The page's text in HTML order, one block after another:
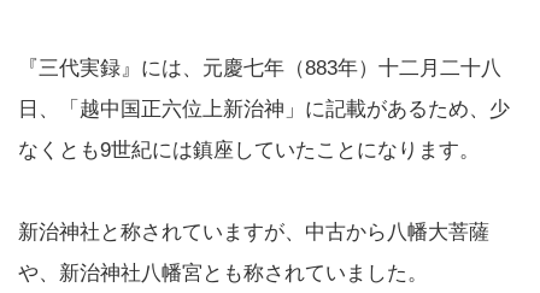
『三代実録』には、元慶七年（883年）十二月二十八
日、「越中国正六位上新治神」に記載があるため、少
なくとも9世紀には鎮座していたことになります。
新治神社と称されていますが、中古から八幡大菩薩
や、新治神社八幡宮とも称されていました。